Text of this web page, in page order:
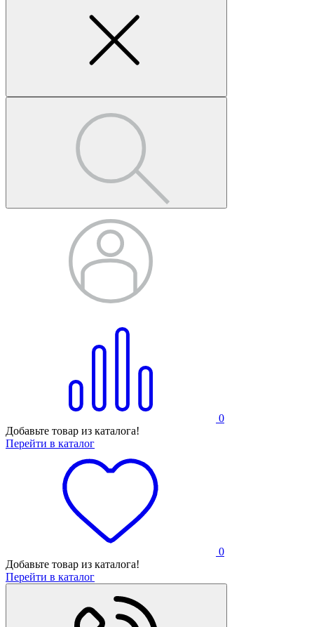
0
Добавьте товар из каталога!
Перейти в каталог
0
Добавьте товар из каталога!
Перейти в каталог